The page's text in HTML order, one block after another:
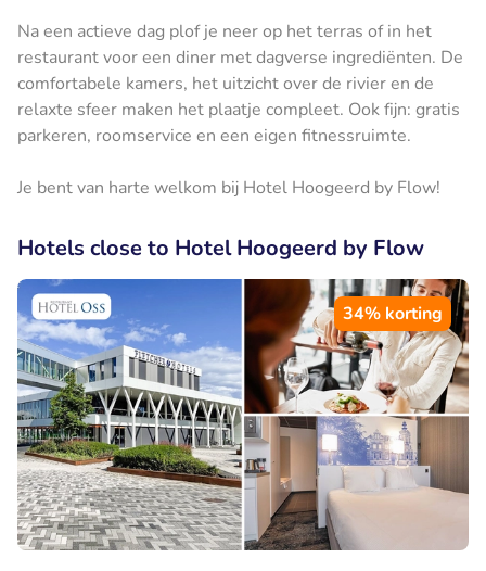
Na een actieve dag plof je neer op het terras of in het
restaurant voor een diner met dagverse ingrediënten. De
comfortabele kamers, het uitzicht over de rivier en de
relaxte sfeer maken het plaatje compleet. Ook fijn: gratis
parkeren, roomservice en een eigen fitnessruimte.
Je bent van harte welkom bij Hotel Hoogeerd by Flow!
Hotels close to Hotel Hoogeerd by Flow
34% korting